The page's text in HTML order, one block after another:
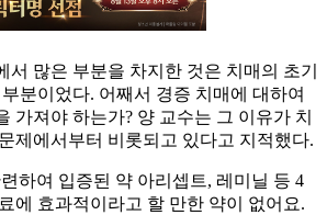
서 많은 부분을 차지한 것은 치매의 초기
분이었다. 어째서 경증 치매에 대하여
가져야 하는가? 양 교수는 그 이유가 치
제에서부터 비롯되고 있다고 지적했다.
하여 입증된 약 아리셉트, 레미닐 등 4
에 효과적이라고 할 만한 약이 없어요.